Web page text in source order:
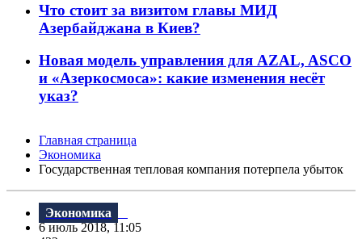
Что стоит за визитом главы МИД
Азербайджана в Киев?
Новая модель управления для AZAL, ASCO
и «Азеркосмоса»: какие изменения несёт
указ?
Главная страница
Экономика
Государственная тепловая компания потерпела убыток
Экономика
6 июль 2018, 11:05